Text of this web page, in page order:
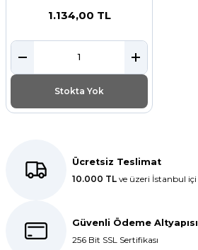
1.134,00 TL
Stokta Yok
Ücretsiz Teslimat
10.000 TL ve üzeri İstanbul içi
Güvenli Ödeme Altyapısı
256 Bit SSL Sertifikası